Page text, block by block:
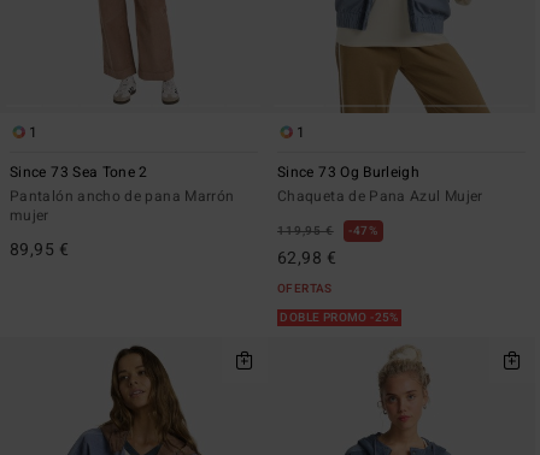
1
Since 73 Sea Tone 2
Pantalón ancho de pana Marrón
mujer
89,95 €
1
Since 73 Og Burleigh
Chaqueta de Pana Azul Mujer
119,95 € 47%
62,98 €
OFERTAS
DOBLE PROMO -25%